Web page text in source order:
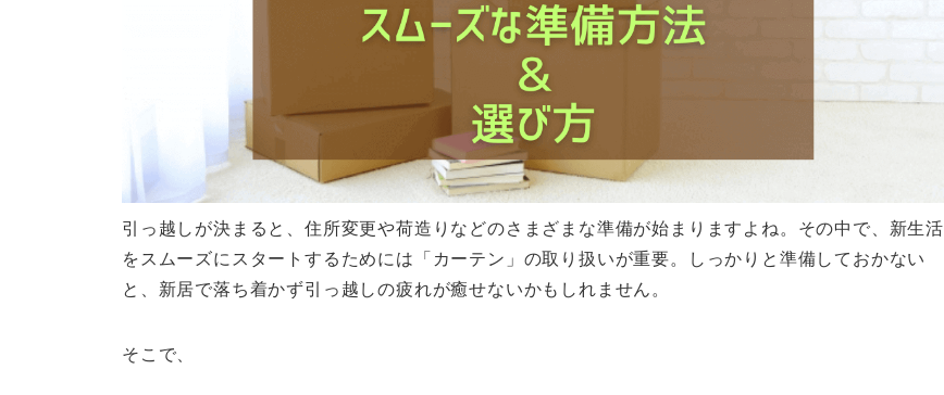
引っ越しが決まると、住所変更や荷造りなどのさまざまな準備が始まりますよね。その中で、新生活
をスムーズにスタートするためには「カーテン」の取り扱いが重要。しっかりと準備しておかない
と、新居で落ち着かず引っ越しの疲れが癒せないかもしれません。
そこで、